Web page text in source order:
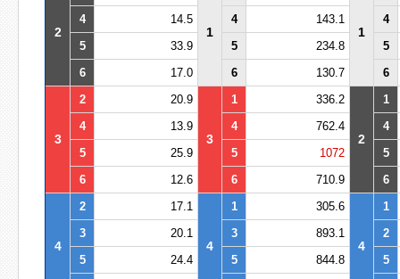
2 1 1
4
14.5 4 143.1
4
5
33.9 5 234.8
5
6
17.0 6 130.7 6
3
2 20.9
3
1 336.2
2
1
4
13.9 4 762.4
4
5
25.9 5 1072
5
6
12.6 6 710.9 6
4
2 17.1
4
1 305.6
4
1
3
20.1 3 893.1
2
5
24.4 5 844.8
5